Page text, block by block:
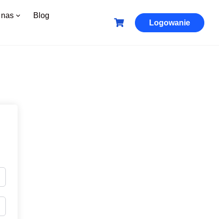
Blog
Logowanie